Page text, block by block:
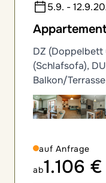
5.9. -
DZ (Doppelbett
(Schlafsofa),
Balkon/
auf Anfrage
ab1.106 €